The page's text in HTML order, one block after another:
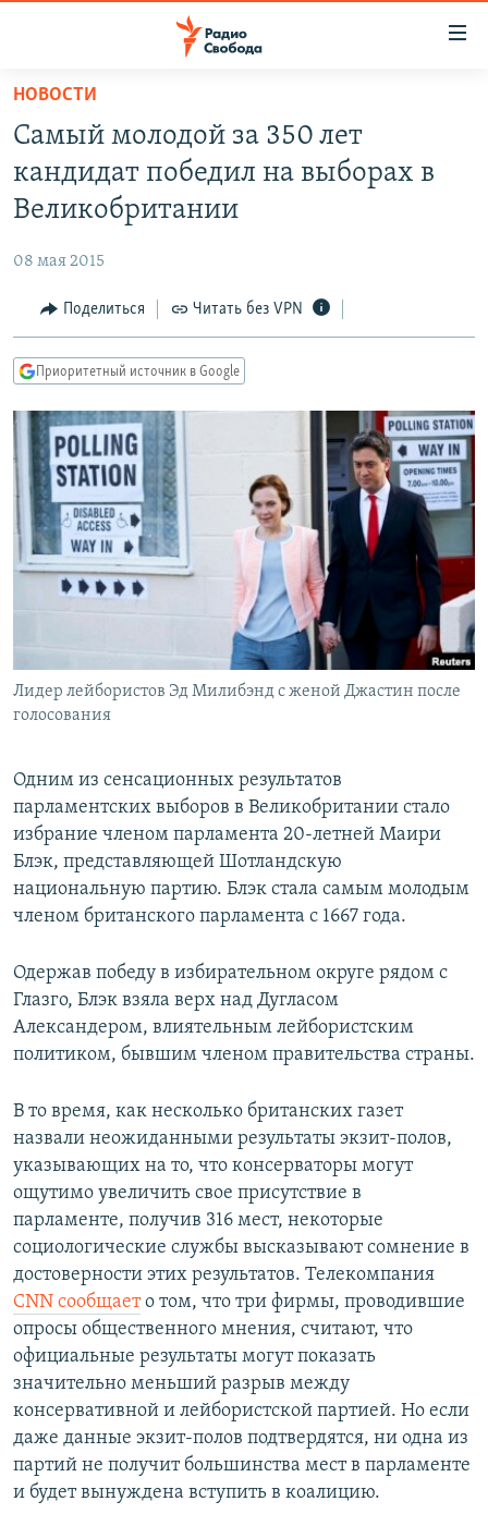
упрощенного
доступа
основному
Вернутся
Вернутся
поиску
АВТОРСКИЕ ПРОЕКТЫ
МНЕНИЯ
КУЛЬТУРА
КАВКАЗ.РЕАЛИИ
СЕВЕР.РЕАЛИИ
СИБИРЬ.РЕАЛИИ
РАСПИСАНИЕ ВЕЩАНИЯ
ПОДПИШИТЕСЬ НА РАССЫЛКУ
НОВОСТИ
Самый молодой за 350 лет
кандидат победил на выборах в
Великобритании
08 мая 2015
Поделиться Читать без VPN
Приоритетный источник в Google
Лидер лейбористов Эд Милибэнд с женой Джастин после
голосования
Одним из сенсационных результатов
парламентских выборов в Великобритании стало
избрание членом парламента 20-летней Маири
Блэк, представляющей Шотландскую
национальную партию. Блэк стала самым молодым
членом британского парламента с 1667 года.
Одержав победу в избирательном округе рядом с
Глазго, Блэк взяла верх над Дугласом
Александером, влиятельным лейбористским
политиком, бывшим членом правительства страны.
В то время, как несколько британских газет
назвали неожиданными результаты экзит-полов,
указывающих на то, что консерваторы могут
ощутимо увеличить свое присутствие в
парламенте, получив 316 мест, некоторые
социологические службы высказывают сомнение в
достоверности этих результатов. Телекомпания
CNN сообщаето том, что три фирмы, проводившие
опросы общественного мнения, считают, что
официальные результаты могут показать
значительно меньший разрыв между
консервативной и лейбористской партией. Но если
даже данные экзит-полов подтвердятся, ни одна из
партий не получит большинства мест в парламенте
и будет вынуждена вступить в коалицию.